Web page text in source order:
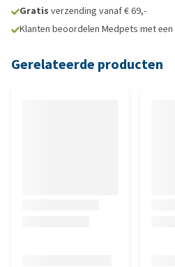
Gratis verzending vanaf € 69,-
Klanten beoordelen Medpets met een
Gerelateerde producten